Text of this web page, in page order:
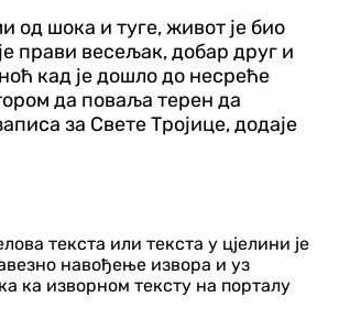
од шока и туге, живот је био
прави весељак, добар друг и
кад је дошло до несреће
да поваља терен да
за Свете Тројице, додаје
текста или текста у цјелини је
навођење извора и уз
ка изворном тексту на порталу